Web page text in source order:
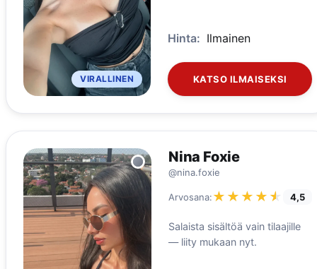
VIRALLINEN
Hinta: Ilmainen
KATSO ILMAISEKSI
Nina Foxie
@nina.foxie
Arvosana:★★★★★
★★★★★ 4,5
Salaista sisältöä vain tilaajille
— liity mukaan nyt.